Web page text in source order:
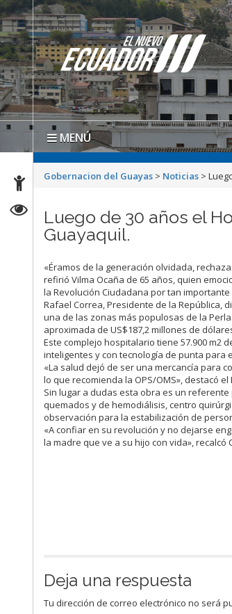
MENÚ
Gobernacion del Guayas > Noticias >
Luego de 30 años el
Guayaquil.
«Éramos de la generación olvidada,
refirió Vilma Ocaña de 65 años, quien
la Revolución Ciudadana por tan
Rafael Correa, Presidente de la República,
una de las zonas más populosas de la
aproximada de US$187,2 millones de
Este complejo hospitalario tiene 57.900 m2
inteligentes y con tecnología de punta para
«La salud dejó de ser una mercancía para
lo que recomienda la OPS/OMS», destacó
Sin lugar a dudas esta obra es un
quemados y de hemodiálisis, centro
observación para la estabilización de
«A confiar en su revolución y no dejarse
la madre que ve a su hijo con vida», recalcó
Deja una respuesta
Tu dirección de correo electrónico no será